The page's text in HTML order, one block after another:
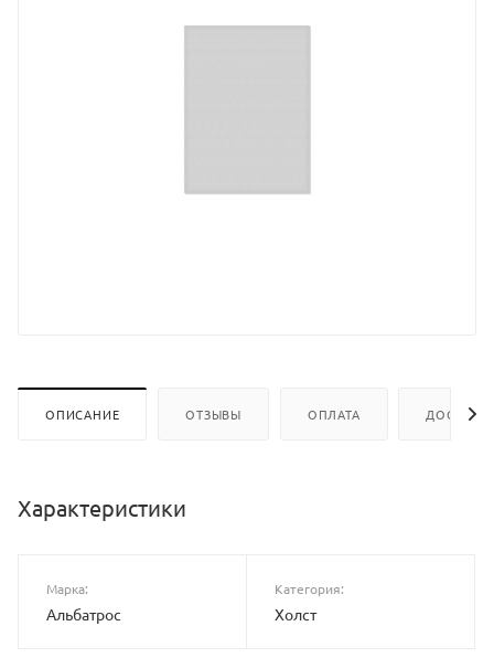
ОПИСАНИЕ ОТЗЫВЫ ОПЛАТА
Характеристики
Марка:
Альбатрос
Категория:
Холст